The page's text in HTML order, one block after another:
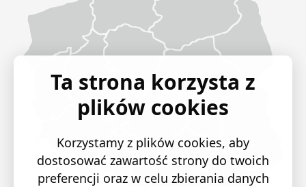
Ta strona korzysta z
plików cookies
Korzystamy z plików cookies, aby
dostosować zawartość strony do twoich
preferencji oraz w celu zbierania danych